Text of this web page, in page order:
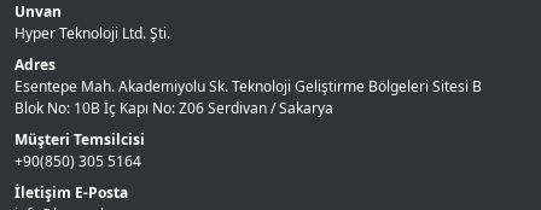
Unvan
Hyper Teknoloji Ltd. Şti.
Adres
Esentepe Mah. Akademiyolu Sk. Teknoloji Geliştirme Bölgeleri Sitesi B
Blok No: 10B İç Kapı No: Z06 Serdivan / Sakarya
Müşteri Temsilcisi
+90(850) 305 5164
İletişim E-Posta